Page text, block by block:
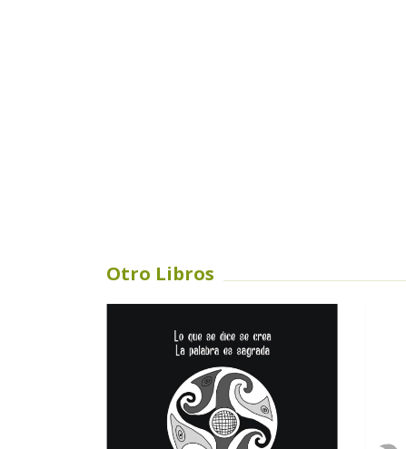
Otro Libros